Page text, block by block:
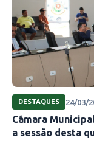
DESTAQUES 24/03/
Câmara
a sessão desta